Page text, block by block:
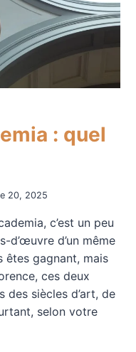
: quel
20, 2025
c’est un peu
d’œuvre d’un même
êtes gagnant, mais
ces deux
des siècles d’art, de
selon votre